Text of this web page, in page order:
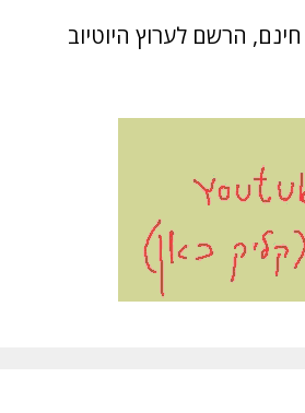
הרשם לערוץ היוטיוב